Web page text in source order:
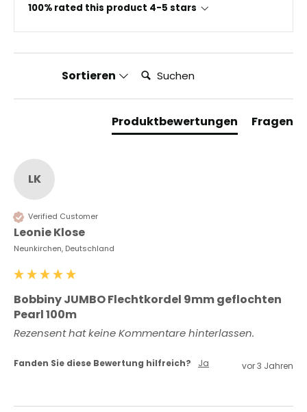
100% rated this product 4-5 stars
Sortieren Suchen:
Produktbewertungen Fragen
LK
Verified Customer
Leonie Klose
Neunkirchen, Deutschland
Bobbiny JUMBO Flechtkordel 9mm geflochten
Pearl 100m
Rezensent hat keine Kommentare hinterlassen.
Fanden Sie diese Bewertung hilfreich? Ja vor 3 Jahren